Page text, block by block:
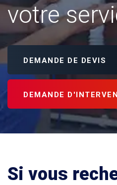
votre
DEMANDE DE DEVIS
DEMANDE
Si vous